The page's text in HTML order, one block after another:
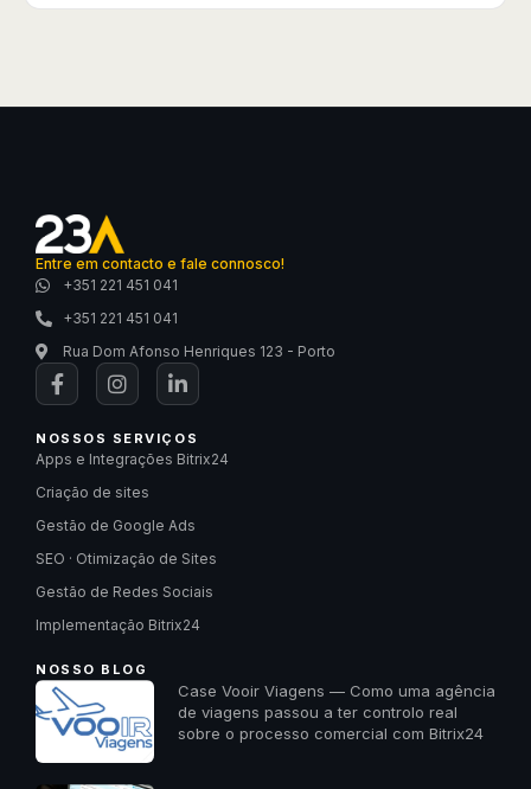
Entre em contacto e fale connosco!
+351 221 451 041
+351 221 451 041
Rua Dom Afonso Henriques 123 - Porto
NOSSOS SERVIÇOS
Apps e Integrações Bitrix24
Criação de sites
Gestão de Google Ads
SEO · Otimização de Sites
Gestão de Redes Sociais
Implementação Bitrix24
NOSSO BLOG
Case Vooir Viagens — Como uma agência
de viagens passou a ter controlo real
sobre o processo comercial com Bitrix24